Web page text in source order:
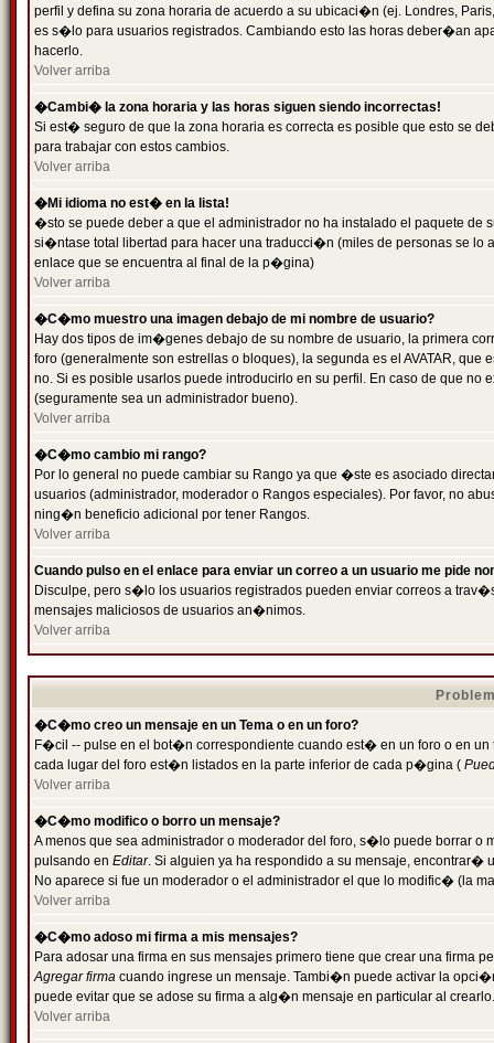
perfil y defina su zona horaria de acuerdo a su ubicaci�n (ej. Londres,
es s�lo para usuarios registrados. Cambiando esto las horas deber�an
hacerlo.
Volver arriba
�Cambi� la zona horaria y las horas siguen siendo incorrectas!
Si est� seguro de que la zona horaria es correcta es posible que esto se
para trabajar con estos cambios.
Volver arriba
�Mi idioma no est� en la lista!
�sto se puede deber a que el administrador no ha instalado el paquete
si�ntase total libertad para hacer una traducci�n (miles de personas se
enlace que se encuentra al final de la p�gina)
Volver arriba
�C�mo muestro una imagen debajo de mi nombre de usuario?
Hay dos tipos de im�genes debajo de su nombre de usuario, la primera
foro (generalmente son estrellas o bloques), la segunda es el AVATAR,
no. Si es posible usarlos puede introducirlo en su perfil. En caso de que
(seguramente sea un administrador bueno).
Volver arriba
�C�mo cambio mi rango?
Por lo general no puede cambiar su Rango ya que �ste es asociado
usuarios (administrador, moderador o Rangos especiales). Por favor, no
ning�n beneficio adicional por tener Rangos.
Volver arriba
Cuando pulso en el enlace para enviar un correo a un usuario me pide
Disculpe, pero s�lo los usuarios registrados pueden enviar correos a
mensajes maliciosos de usuarios an�nimos.
Volver arriba
�C�mo creo un mensaje en un Tema o en un foro?
F�cil -- pulse en el bot�n correspondiente cuando est� en un foro o en
cada lugar del foro est�n listados en la parte inferior de cada p�gina (
Volver arriba
�C�mo modifico o borro un mensaje?
A menos que sea administrador o moderador del foro, s�lo puede borrar o
pulsando en Editar. Si alguien ya ha respondido a su mensaje, encontrar�
No aparece si fue un moderador o el administrador el que lo modific� (la
Volver arriba
�C�mo adoso mi firma a mis mensajes?
Para adosar una firma en sus mensajes primero tiene que crear una firma
Agregar firma cuando ingrese un mensaje. Tambi�n puede activar la
puede evitar que se adose su firma a alg�n mensaje en particular al crearlo.
Volver arriba